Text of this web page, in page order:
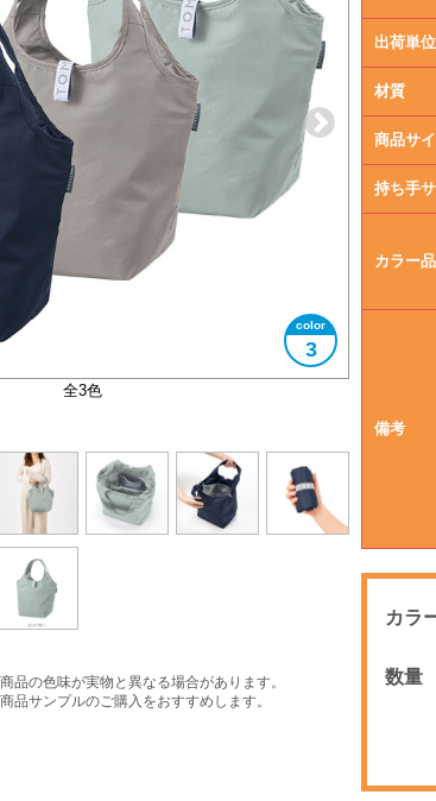
全3色
3
B5サイズ
大きさイメージ
れにぴったりなポケット付き
ジのバーに引っ掛けやすい設計
ンパクトにまとまります
品の色味が実物と異なる場合があります。
品サンプルのご購入をおすすめします。
出荷単位
材質
商品サ
持ち手
カラー
備考
カラ
数量